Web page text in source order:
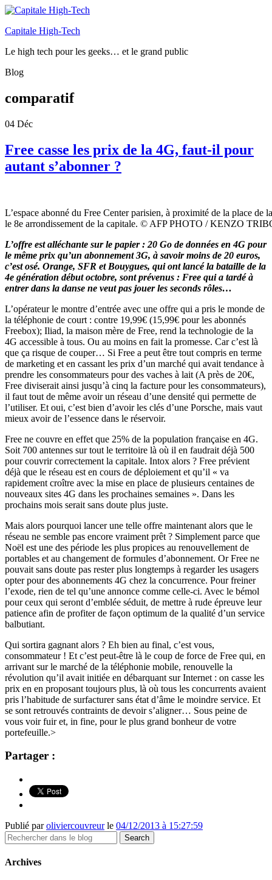
Capitale High-Tech
Le high tech pour les geeks… et le grand public
Blog
comparatif
04 Déc
Free casse les prix de la 4G, faut-il pour
autant s’abonner ?
L’espace abonné du Free Center parisien, à proximité de la place de
le 8e arrondissement de la capitale. © AFP PHOTO / KENZO
L’offre est alléchante sur le papier : 20 Go de données en 4G pour
le même prix qu’un abonnement 3G, à savoir moins de 20 euros,
c’est osé. Orange, SFR et Bouygues, qui ont lancé la bataille de la
4e génération début octobre, sont prévenus : Free qui a tardé à
entrer dans la danse ne veut pas jouer les seconds rôles…
L’opérateur le montre d’entrée avec une offre qui a pris le monde de
la téléphonie de court : contre 19,99€ (15,99€ pour les abonnés
Freebox); Iliad, la maison mère de Free, rend la technologie de la
4G accessible à tous. Ou au moins en fait la promesse. Car c’est là
que ça risque de couper… Si Free a peut être tout compris en terme
de marketing et en cassant les prix d’un marché qui avait tendance à
prendre les consommateurs pour des vaches à lait (A près de 20€,
Free diviserait ainsi jusqu’à cinq la facture pour les consommateurs),
il faut tout de même avoir un réseau d’une densité qui permette de
l’utiliser. Et oui, c’est bien d’avoir les clés d’une Porsche, mais vaut
mieux avoir de l’essence dans le réservoir.
Free ne couvre en effet que 25% de la population française en 4G.
Soit 700 antennes sur tout le territoire là où il en faudrait déjà 500
pour couvrir correctement la capitale. Intox alors ? Free prévient
déjà que le réseau est en cours de déploiement et qu’il « va
rapidement croître avec la mise en place de plusieurs centaines de
nouveaux sites 4G dans les prochaines semaines ». Dans les
prochains mois serait sans doute plus juste.
Mais alors pourquoi lancer une telle offre maintenant alors que le
réseau ne semble pas encore vraiment prêt ? Simplement parce que
Noël est une des période les plus propices au renouvellement de
portables et au changement de formules d’abonnement. Or Free ne
pouvait sans doute pas rester plus longtemps à regarder les usagers
opter pour des abonnements 4G chez la concurrence. Pour freiner
l’exode, rien de tel qu’une annonce comme celle-ci. Avec le bémol
pour ceux qui seront d’emblée séduit, de mettre à rude épreuve leur
patience afin de profiter de façon optimum de la qualité d’un service
balbutiant.
Qui sortira gagnant alors ? Eh bien au final, c’est vous,
consommateur ! Et c’est peut-être là le coup de force de Free qui, en
arrivant sur le marché de la téléphonie mobile, renouvelle la
révolution qu’il avait initiée en débarquant sur Internet : on casse les
prix en en proposant toujours plus, là où tous les concurrents avaient
pris l’habitude de surfacturer sans état d’âme le moindre service. Et
se sont retrouvés contraints de devoir s’aligner… Sous peine de
vous voir fuir et, in fine, pour le plus grand bonheur de votre
portefeuille.>
Partager :
Publié paroliviercouvreurle 04/12/2013 à 15:27:59
Archives